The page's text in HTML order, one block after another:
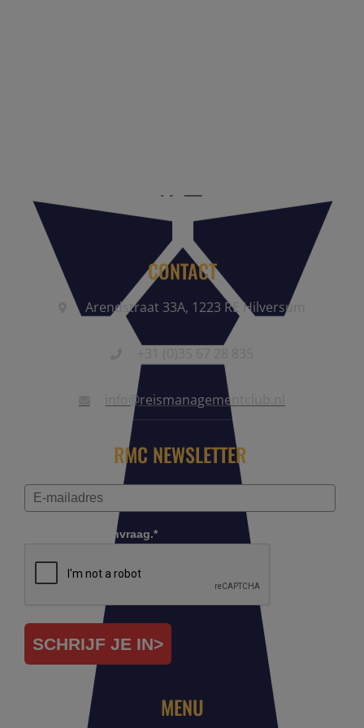
CONTACT
Arendstraat 33A, 1223 RE Hilversum
info@reismanagementclub.nl
RMC NEWSLETTER
Controleer je aanvraag.*
SCHRIJF JE IN>
MENU